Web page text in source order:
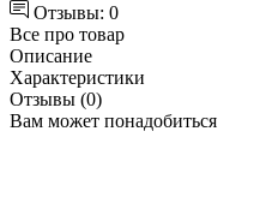
Отзывы: 0
Все про товар
Описание
Характеристики
Отзывы (0)
Вам может понадобиться